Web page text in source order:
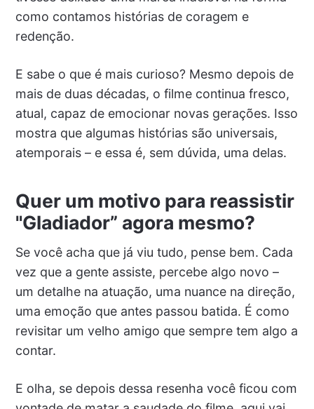
como contamos histórias de coragem e
redenção.
E sabe o que é mais curioso? Mesmo depois de
mais de duas décadas, o filme continua fresco,
atual, capaz de emocionar novas gerações. Isso
mostra que algumas histórias são universais,
atemporais – e essa é, sem dúvida, uma delas.
Quer um motivo para reassistir
"Gladiador” agora mesmo?
Se você acha que já viu tudo, pense bem. Cada
vez que a gente assiste, percebe algo novo –
um detalhe na atuação, uma nuance na direção,
uma emoção que antes passou batida. É como
revisitar um velho amigo que sempre tem algo a
contar.
E olha, se depois dessa resenha você ficou com